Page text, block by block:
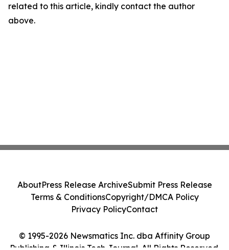
related to this article, kindly contact the author
above.
© 1995-2026 Newsmatics Inc. dba Affinity Group
Publishing & Illinois Tech Journal. All Rights Reserved.
AboutPress Release ArchiveSubmit Press Release
Terms & ConditionsCopyright/DMCA Policy
Privacy PolicyContact